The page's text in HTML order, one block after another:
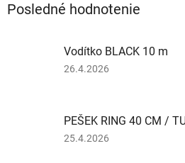
Posledné hodnotenie
Vodítko BLACK 10 m
Hodnotenie
z
5
26.4.2026
PEŠEK RING 40 CM /
Hodnotenie
25.4.2026